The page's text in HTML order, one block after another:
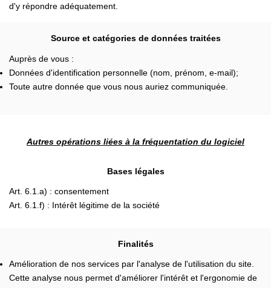
d'y répondre adéquatement.
Source et catégories de données traitées
Auprès de vous :
Données d'identification personnelle (nom, prénom, e-mail);
Toute autre donnée que vous nous auriez communiquée.
Autres opérations liées à la fréquentation du logiciel
Bases légales
Art. 6.1.a) : consentement
Art. 6.1.f) : Intérêt légitime de la société
Finalités
Amélioration de nos services par l'analyse de l'utilisation du site.
Cette analyse nous permet d'améliorer l'intérêt et l'ergonomie de